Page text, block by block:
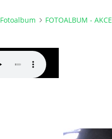
Fotoalbum FOTOALBUM - AKCE